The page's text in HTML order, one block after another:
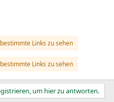
Links zu sehen
Links zu sehen
um hier zu antworten.